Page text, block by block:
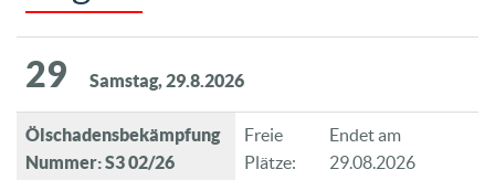
29 Samstag, 29.8.2026
Ölschadensbekämpfung
Nummer: S3 02/26
Freie
Plätze:
Endet am
29.08.2026